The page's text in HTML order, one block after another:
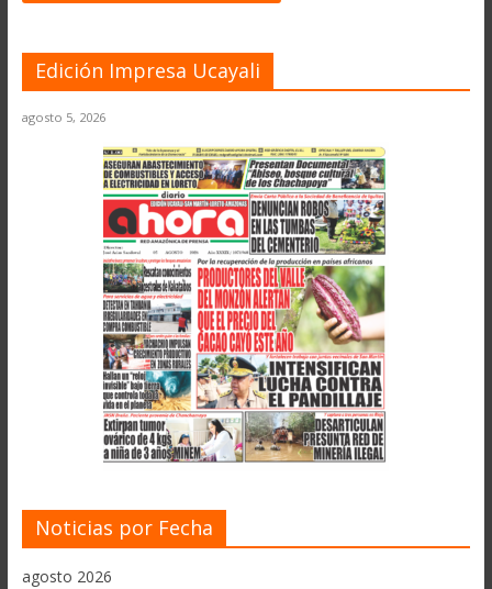
Edición Impresa Ucayali
agosto 5, 2026
Noticias por Fecha
agosto 2026